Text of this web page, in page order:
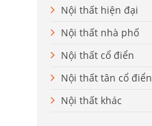
Nội thất hiện đại
Nội thất nhà phố
Nội thất cổ điển
Nội thất tân cổ điển
Nội thất khác